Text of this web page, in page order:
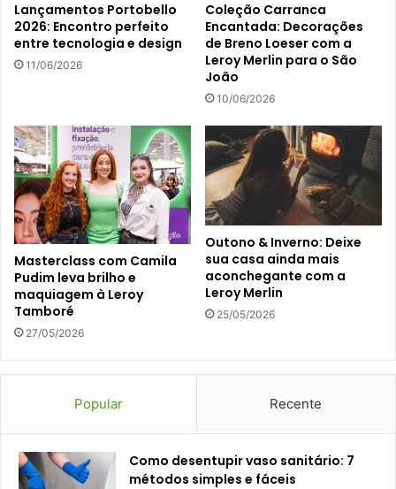
Lançamentos Portobello
2026: Encontro perfeito
entre tecnologia e design
11/06/2026
Coleção Carranca
Encantada: Decorações
de Breno Loeser com a
Leroy Merlin para o São
João
10/06/2026
Masterclass com Camila
Pudim leva brilho e
maquiagem à Leroy
Tamboré
27/05/2026
Outono & Inverno: Deixe
sua casa ainda mais
aconchegante com a
Leroy Merlin
25/05/2026
Popular Recente
Como desentupir vaso sanitário: 7
métodos simples e fáceis